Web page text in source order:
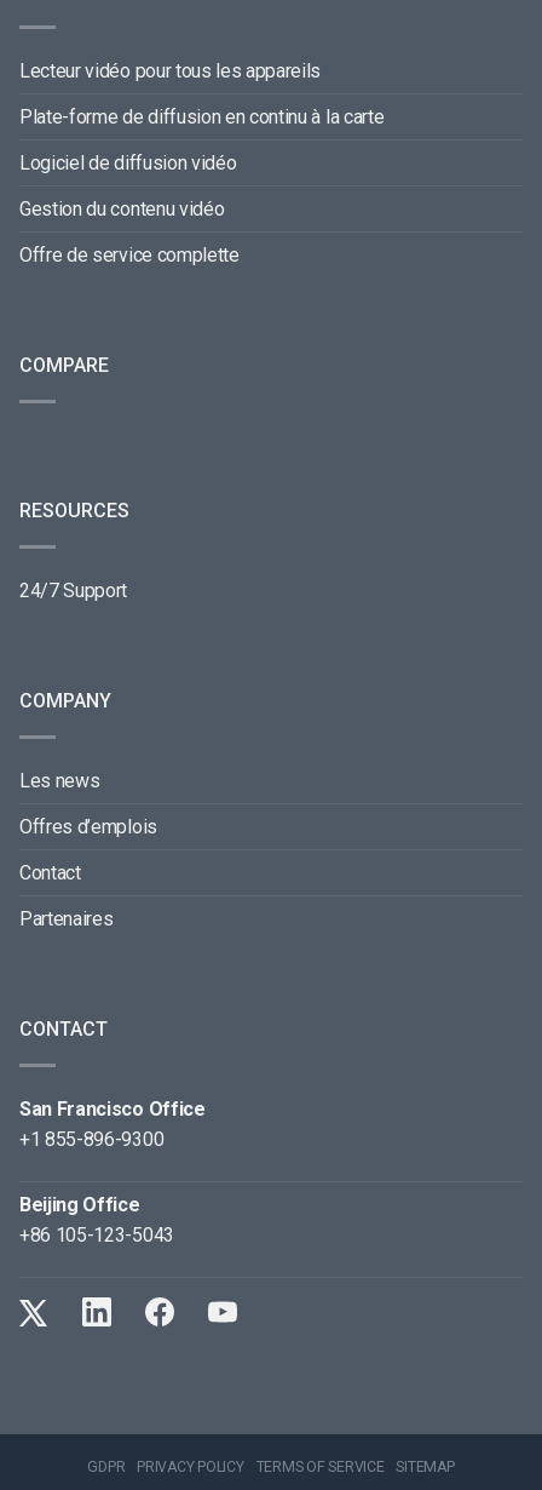
Lecteur vidéo pour tous les appareils
Plate-forme de diffusion en continu à la carte
Logiciel de diffusion vidéo
Gestion du contenu vidéo
Offre de service complette
COMPARE
RESOURCES
24/7 Support
COMPANY
Les news
Offres d’emplois
Contact
Partenaires
CONTACT
San Francisco Office
+1 855-896-9300
Beijing Office
+86 105-123-5043
GDPR PRIVACY POLICY TERMS OF SERVICE SITEMAP